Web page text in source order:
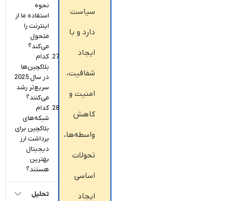
سیاست
دارد و با
ایجاد
شفافیت،
امنیت و
کاهش
واسطه‌ها،
تحولات
اساسی
ایجاد
نحوه
استفاده ما از
اینترنت را
متحول
می‌کند؟
کدام
بلاکچین‌ها
در سال 2025
سریع‌تر رشد
می‌کنند؟
کدام
شبکه‌های
بلاکچین برای
برداشت ارز
دیجیتال
بهترین
هستند؟
تحلیل